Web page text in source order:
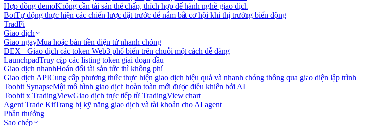
Hợp đồng demoKhông cần tài sản thế chấp, thích hợp để hành nghề giao dịch
BotTự động thực hiện các chiến lược đặt trước để nắm bắt cơ hội khi thị trường biến động
TradFi
Giao dịch
Giao ngayMua hoặc bán tiền điện tử nhanh chóng
DEX +Giao dịch các token Web3 phổ biến trên chuỗi một cách dễ dàng
LaunchpadTruy cập các listing token giai đoạn đầu
Giao dịch nhanhHoán đổi tài sản tức thì không phí
Giao dịch APICung cấp phương thức thực hiện giao dịch hiệu quả và nhanh chóng thông qua giao diện lập trình
Toobit SynapseMột mô hình giao dịch hoàn toàn mới được điều khiển bởi AI
Toobit x TradingViewGiao dịch trực tiếp từ TradingView chart
Agent Trade KitTrang bị kỹ năng giao dịch và tài khoản cho AI agent
Phần thưởng
Sao chép